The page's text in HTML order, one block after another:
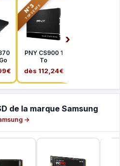
N°3
TOP VENTE
PNY CS900 1
To
dès 112,24€
de la marque Samsung
→